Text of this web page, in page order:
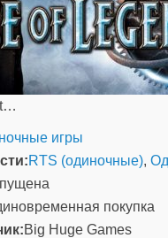
игры
RTS (одиночные),
покупка
Big Huge Games